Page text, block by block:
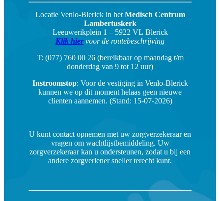
Locatie Venlo-Blerick in het Medisch Centrum
Lambertuskerk
Leeuwerikplein 1 – 5922 VL Blerick
Klik hier voor de routebeschrijving
T: (077) 760 00 26 (bereikbaar op maandag t/m
donderdag van 9 tot 12 uur)
Instroomstop: Voor de vestiging in Venlo-Blerick
kunnen we op dit moment helaas geen nieuwe
clienten aannemen. (Stand: 15-07-2026)
U kunt contact opnemen met uw zorgverzekeraar en
vragen om wachtlijstbemiddeling. Uw
zorgverzekeraar kan u ondersteunen, zodat u bij een
andere zorgverlener sneller terecht kunt.